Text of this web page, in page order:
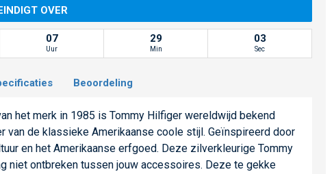
Beoordeling
het merk in 1985 is Tommy Hilfiger wereldwijd bekend
van de klassieke Amerikaanse coole stijl. Geïnspireerd door
en het Amerikaanse erfgoed. Deze zilverkleurige Tommy
niet ontbreken tussen jouw accessoires. Deze te gekke
OVER
07
Uur
29
Min
03
Sec